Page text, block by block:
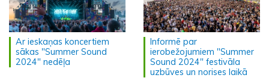
Ar ieskaņas koncertiem
sākas "Summer Sound
2024" nedēļa
Informē par
ierobežojumiem "Summer
Sound 2024" festivāla
uzbūves un norises laikā